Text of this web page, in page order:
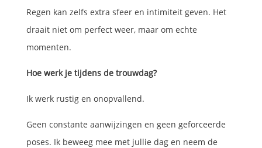
Regen kan zelfs extra sfeer en intimiteit geven. Het
draait niet om perfect weer, maar om echte
momenten.
Hoe werk je tijdens de trouwdag?
Ik werk rustig en onopvallend.
Geen constante aanwijzingen en geen geforceerde
poses. Ik beweeg mee met jullie dag en neem de